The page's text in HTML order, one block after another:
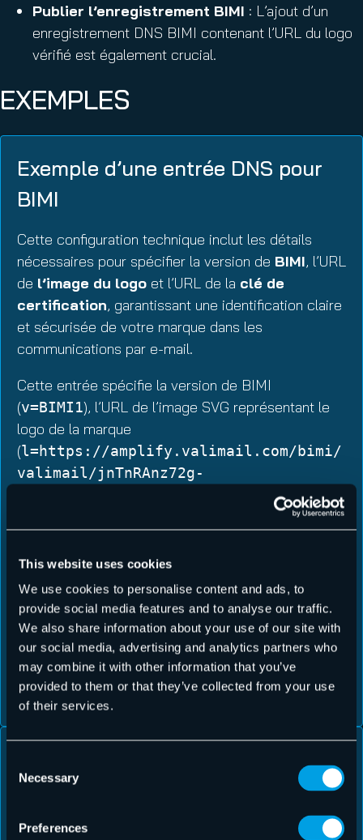
This website uses cookies
We use cookies to personalise content and ads, to
provide social media features and to analyse our traffic.
We also share information about your use of our site with
our social media, advertising and analytics partners who
may combine it with other information that you’ve
provided to them or that they’ve collected from your use
of their services.
Selection
Necessary
Preferences
Publier l’enregistrement BIMI : L’ajout d’un
enregistrement DNS BIMI contenant l’URL du logo
vérifié est également crucial.
EXEMPLES
Exemple d’une entrée DNS pour
BIMI
Cette configuration technique inclut les détails
nécessaires pour spécifier la version de BIMI, l’URL
de l’image du logo et l’URL de la clé de
certification, garantissant une identification claire
et sécurisée de votre marque dans les
communications par e-mail.
Cette entrée spécifie la version de BIMI
(v=BIMI1), l’URL de l’image SVG représentant le
logo de la marque
(l=https://amplify.valimail.com/bimi/
valimail/jnTnRAnz72g-
), et l’URL du
fichier PEM contenant la clé de certification BIMI
valimail/jnTnRAnz72g-
valimail_inc_506712520.pem ).
Ces paramètres permettent aux destinataires de
visualiser le logo de l’expéditeur dans leur client de
messagerie, renforçant ainsi l’authenticité et la
reconnaissance de la marque.
Exemple d’enregistrement BIMI
domain.example/path/to/logo.svg ;